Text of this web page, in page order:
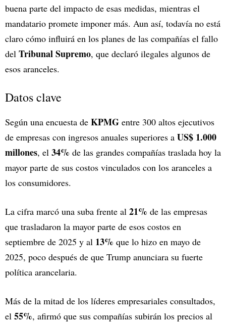
buena parte del impacto de esas medidas, mientras el
mandatario promete imponer más. Aun así, todavía no está
claro cómo influirá en los planes de las compañías el fallo
del Tribunal Supremo, que declaró ilegales algunos de
esos aranceles.
Datos clave
Según una encuesta de KPMG entre 300 altos ejecutivos
de empresas con ingresos anuales superiores a US$ 1.000
millones, el 34% de las grandes compañías traslada hoy la
mayor parte de sus costos vinculados con los aranceles a
los consumidores.
La cifra marcó una suba frente al 21% de las empresas
que trasladaron la mayor parte de esos costos en
septiembre de 2025 y al 13% que lo hizo en mayo de
2025, poco después de que Trump anunciara su fuerte
política arancelaria.
Más de la mitad de los líderes empresariales consultados,
el 55%, afirmó que sus compañías subirán los precios al